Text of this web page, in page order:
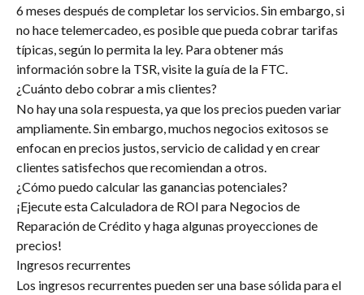
6 meses después de completar los servicios. Sin embargo, si
no hace telemercadeo, es posible que pueda cobrar tarifas
típicas, según lo permita la ley. Para obtener más
información sobre la TSR, visite la guía de la FTC.
¿Cuánto debo cobrar a mis clientes?
No hay una sola respuesta, ya que los precios pueden variar
ampliamente. Sin embargo, muchos negocios exitosos se
enfocan en precios justos, servicio de calidad y en crear
clientes satisfechos que recomiendan a otros.
¿Cómo puedo calcular las ganancias potenciales?
¡Ejecute esta Calculadora de ROI para Negocios de
Reparación de Crédito y haga algunas proyecciones de
precios!
Ingresos recurrentes
Los ingresos recurrentes pueden ser una base sólida para el